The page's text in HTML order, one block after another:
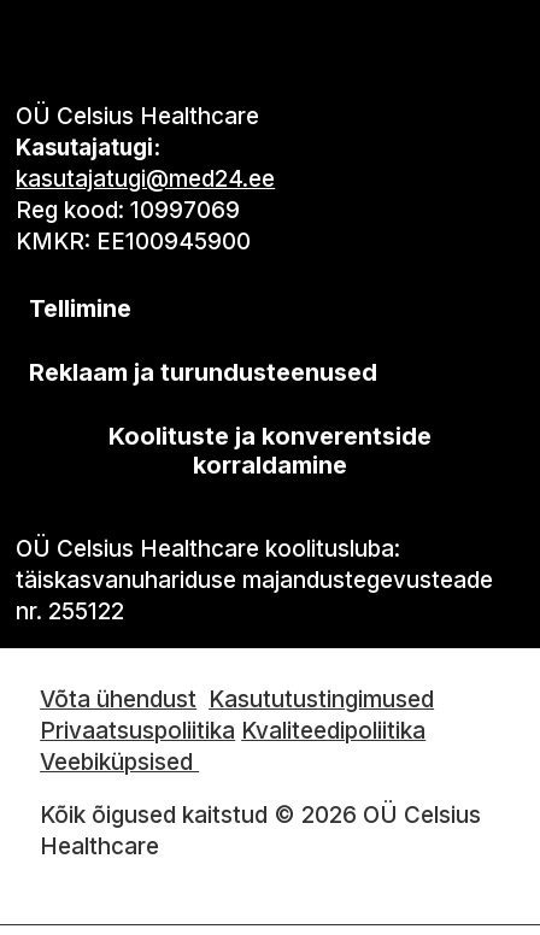
OÜ Celsius Healthcare
Kasutajatugi:
kasutajatugi@med24.ee
Reg kood: 10997069
KMKR: EE100945900
Tellimine
Reklaam ja turundusteenused
Koolituste ja konverentside
korraldamine
OÜ Celsius Healthcare koolitusluba:
täiskasvanuhariduse majandustegevusteade
nr. 255122
Võta ühendust Kasututustingimused
Privaatsuspoliitika Kvaliteedipoliitika
Veebiküpsised
Kõik õigused kaitstud © 2026 OÜ Celsius
Healthcare